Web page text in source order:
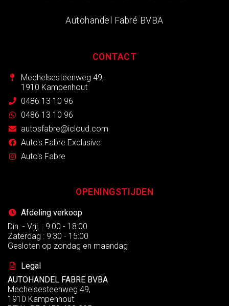
Autohandel Fabré BVBA
CONTACT
Mechelsesteenweg 49,
1910 Kampenhout
0486 13 10 96
0486 13 10 96
autosfabre@icloud.com
Auto's Fabre Exclusive
Auto's Fabre
OPENINGSTIJDEN
Afdeling verkoop
Din. - Vrij. : 9:00 - 18:00
Zaterdag : 9:30 - 15:00
Gesloten op zondag en maandag
Legal
AUTOHANDEL FABRE BVBA
Mechelsesteenweg 49,
1910 Kampenhout